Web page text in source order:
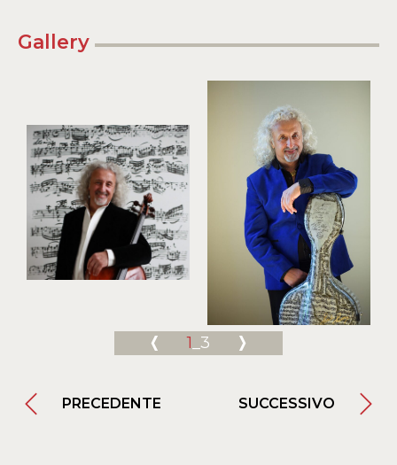
Gallery
1 _3
PRECEDENTE SUCCESSIVO